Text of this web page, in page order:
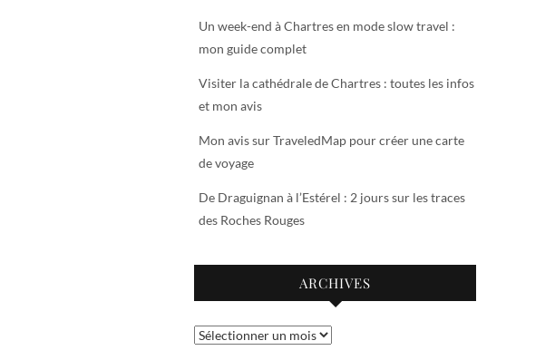
Un week-end à Chartres en mode slow travel :
mon guide complet
Visiter la cathédrale de Chartres : toutes les infos
et mon avis
Mon avis sur TraveledMap pour créer une carte
de voyage
De Draguignan à l’Estérel : 2 jours sur les traces
des Roches Rouges
ARCHIVES
Archives